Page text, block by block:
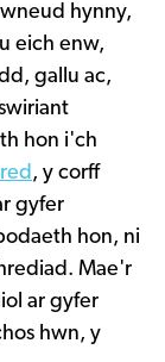
hynny,
eich enw,
gallu ac,
hon i'ch
, y corff
gyfer
hon, ni
Mae'r
ar gyfer
hwn, y